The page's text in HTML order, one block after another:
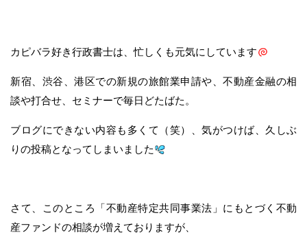
カピバラ好き行政書士は、忙しくも元気にしています
新宿、渋谷、港区での新規の旅館業申請や、不動産金融の相
談や打合せ、セミナーで毎日どたばた。
ブログにできない内容も多くて（笑）、気がつけば、久しぶ
りの投稿となってしまいました
さて、このところ「不動産特定共同事業法」にもとづく不動
産ファンドの相談が増えておりますが、